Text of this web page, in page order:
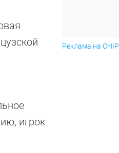
игрок
Реклама на CHIP